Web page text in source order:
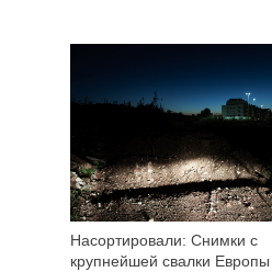
Насортировали: Снимки с
крупнейшей свалки Европы